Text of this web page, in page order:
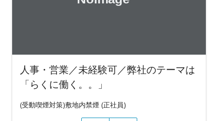
人事・営業／未経験可／弊社のテーマは
「らくに働く。。」
(受動喫煙対策)敷地内禁煙 (正社員)